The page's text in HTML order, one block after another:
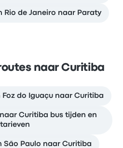
Rio de Janeiro naar Paraty
naar Curitiba
do Iguaçu naar Curitiba
Curitiba bus tijden en
tarieven
São Paulo naar Curitiba